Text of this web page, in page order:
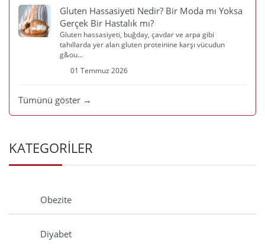
Gluten Hassasiyeti Nedir? Bir Moda mı Yoksa
Gerçek Bir Hastalık mı?
Gluten hassasiyeti, buğday, çavdar ve arpa gibi
tahıllarda yer alan gluten proteinine karşı vücudun
g&ou...
01 Temmuz 2026
Tümünü göster →
KATEGORİLER
Obezite
Diyabet